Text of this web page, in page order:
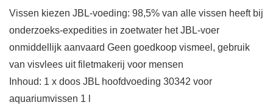
Vissen kiezen JBL-voeding: 98,5% van alle vissen heeft bij
onderzoeks-expedities in zoetwater het JBL-voer
onmiddellijk aanvaard Geen goedkoop vismeel, gebruik
van visvlees uit filetmakerij voor mensen
Inhoud: 1 x doos JBL hoofdvoeding 30342 voor
aquariumvissen 1 l